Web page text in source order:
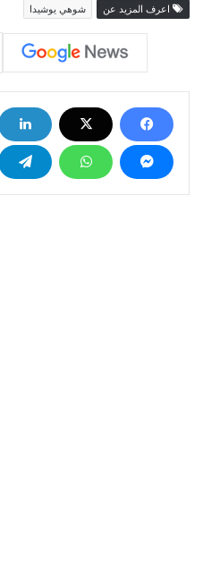
اعرف المزيد عن شوهي يوشيدا